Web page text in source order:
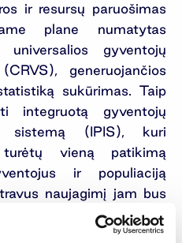
ir resursų paruošimas
plane numatytas
universalios gyventojų
generuojančios
sukūrimas. Taip
integruotą gyventojų
sistemą (IPIS), kuri
vieną patikimą
ir populiaciją
naujagimį jam bus
(Khmer Identification
nustatyti gyventojo